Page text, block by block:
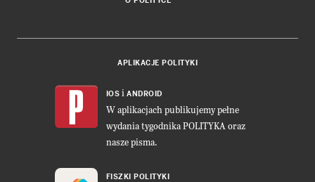
APLIKACJE POLITYKI
IOS i ANDROID
W aplikacjach publikujemy pełne
wydania tygodnika POLITYKA oraz
nasze pisma.
FISZKI POLITYKI